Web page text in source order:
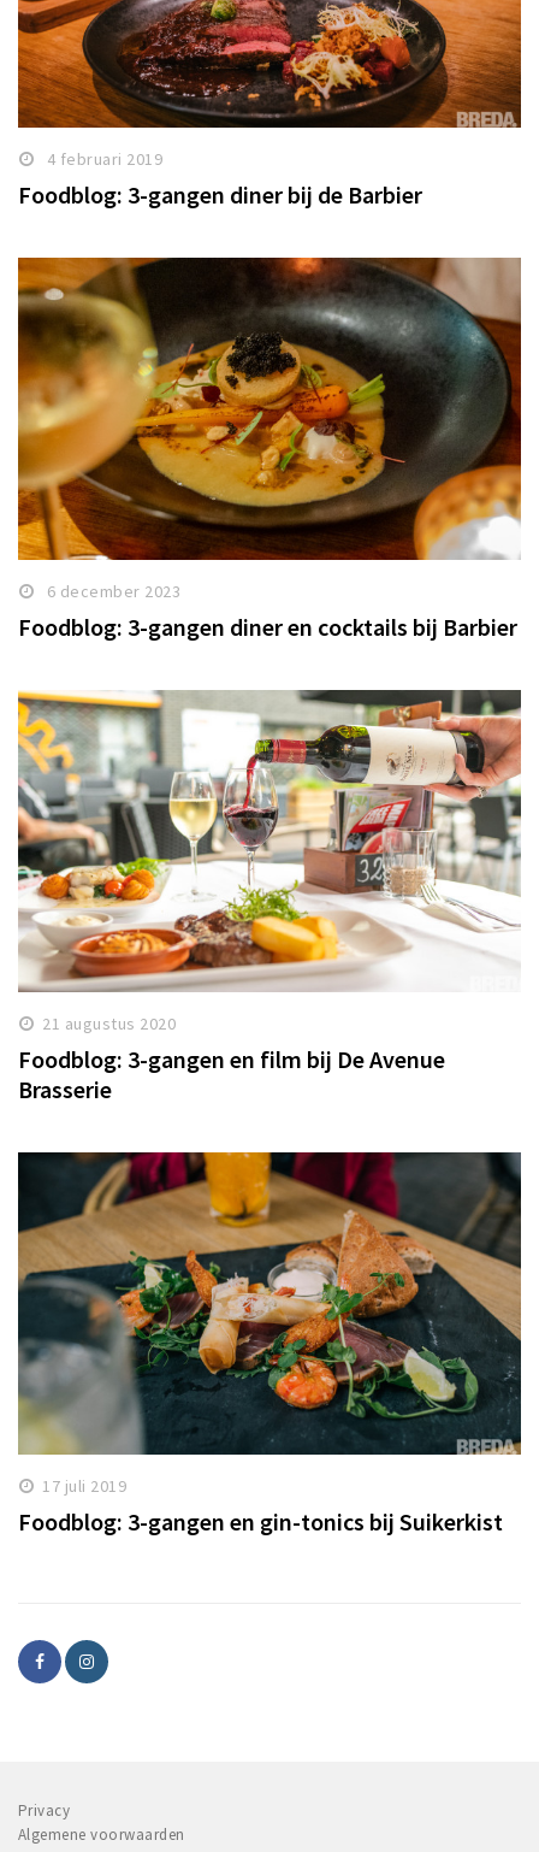
4 februari 2019
Foodblog: 3-gangen diner bij de Barbier
6 december 2023
Foodblog: 3-gangen diner en cocktails bij Barbier
21 augustus 2020
Foodblog: 3-gangen en film bij De Avenue
Brasserie
17 juli 2019
Foodblog: 3-gangen en gin-tonics bij Suikerkist
Privacy
Algemene voorwaarden